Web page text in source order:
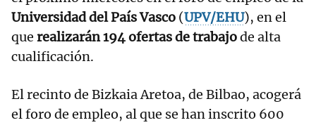
Universidad del País Vasco (UPV/EHU), en el
que realizarán 194 ofertas de trabajode alta
cualificación.
El recinto de Bizkaia Aretoa, de Bilbao, acogerá
el foro de empleo, al que se han inscrito 600